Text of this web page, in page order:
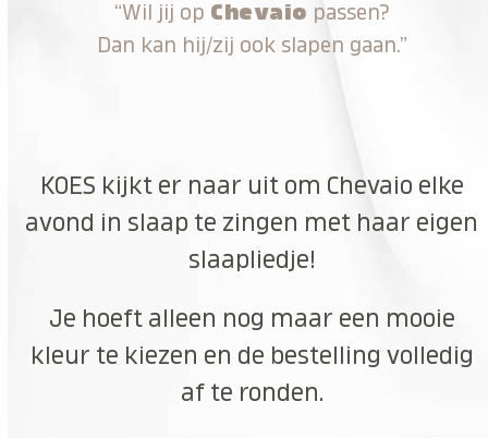
“Wil jij op Chevaio passen?
Dan kan hij/zij ook slapen gaan.”
KOES kijkt er naar uit om Chevaio elke
avond in slaap te zingen met haar eigen
slaapliedje!
Je hoeft alleen nog maar een mooie
kleur te kiezen en de bestelling volledig
af te ronden.